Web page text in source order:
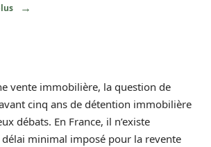
vente immobilière, la question de
cinq ans de détention immobilière
débats. En France, il n’existe
minimal imposé pour la revente